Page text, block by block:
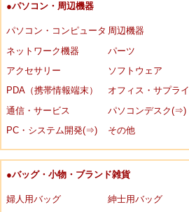
●パソコン・周辺機器
パソコン・コンピュータ 周辺機器
ネットワーク機器
パーツ
アクセサリー
ソフトウェア
PDA（携帯情報端末）
オフィス・サプライ
通信・サービス
パソコンデスク(⇒)
PC・システム開発(⇒)
その他
●バッグ・小物・ブランド雑貨
婦人用バッグ
紳士用バッグ